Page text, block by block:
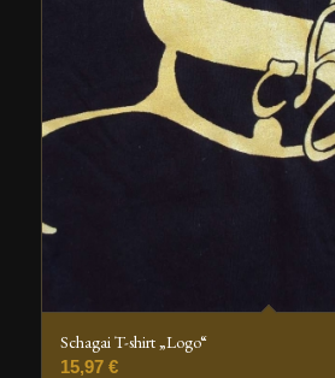
Schagai T-shirt „Logo“
15,97 €